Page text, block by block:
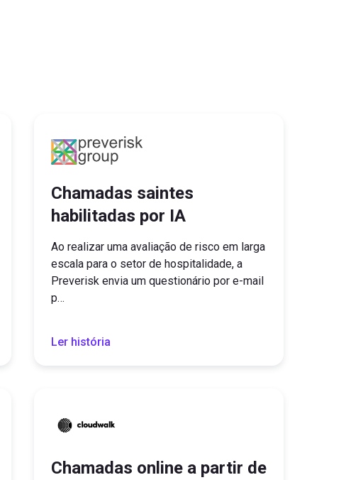
Chamadas saintes
habilitadas por IA
Ao realizar uma avaliação de risco em larga
escala para o setor de hospitalidade, a
Preverisk envia um questionário por e-mail
p…
Ler história
Chamadas online a partir de